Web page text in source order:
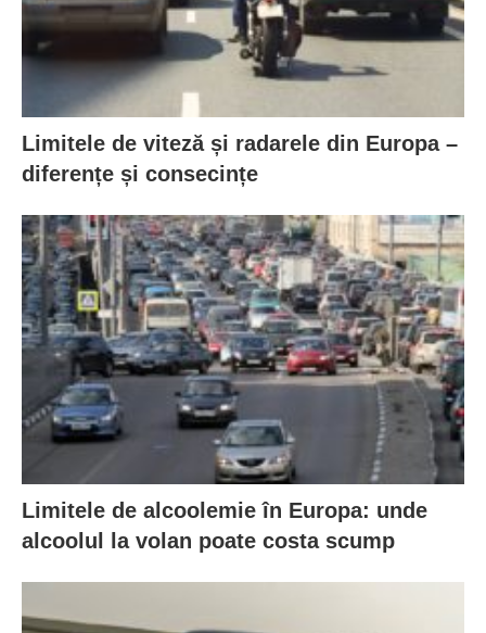
Limitele de viteză și radarele din Europa –
diferențe și consecințe
Limitele de alcoolemie în Europa: unde
alcoolul la volan poate costa scump